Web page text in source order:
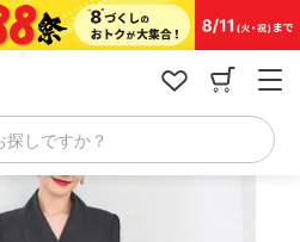
探しですか？